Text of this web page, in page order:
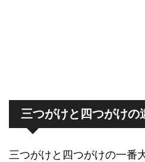
三つがけと四つがけの
三つがけと四つがけの一番